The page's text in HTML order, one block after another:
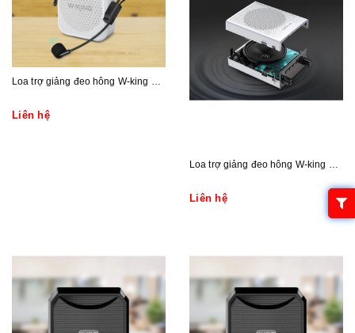
Liên hệ
Liên hệ